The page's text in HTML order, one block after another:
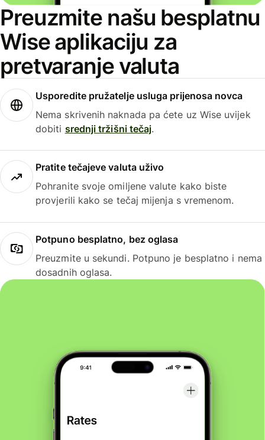
Preuzmite našu besplatnu
Wise aplikaciju za
pretvaranje valuta
Usporedite pružatelje usluga prijenosa novca
Nema skrivenih naknada pa ćete uz Wise uvijek
dobiti srednji tržišni tečaj.
Pratite tečajeve valuta uživo
Pohranite svoje omiljene valute kako biste
provjerili kako se tečaj mijenja s vremenom.
Potpuno besplatno, bez oglasa
Preuzmite u sekundi. Potpuno je besplatno i nema
dosadnih oglasa.